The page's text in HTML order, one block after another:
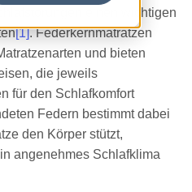
einen wichtigen
[1]. Federkernmatratzen
und bieten
die jeweils
für den Schlafkomfort
Federn bestimmt dabei
den Körper stützt,
angenehmes Schlafklima